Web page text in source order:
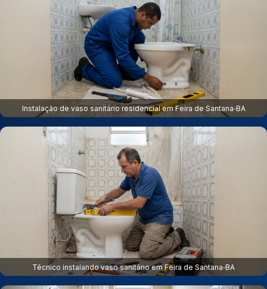
Instalação de vaso sanitário residencial em Feira de Santana‑BA
Técnico instalando vaso sanitário em Feira de Santana‑BA